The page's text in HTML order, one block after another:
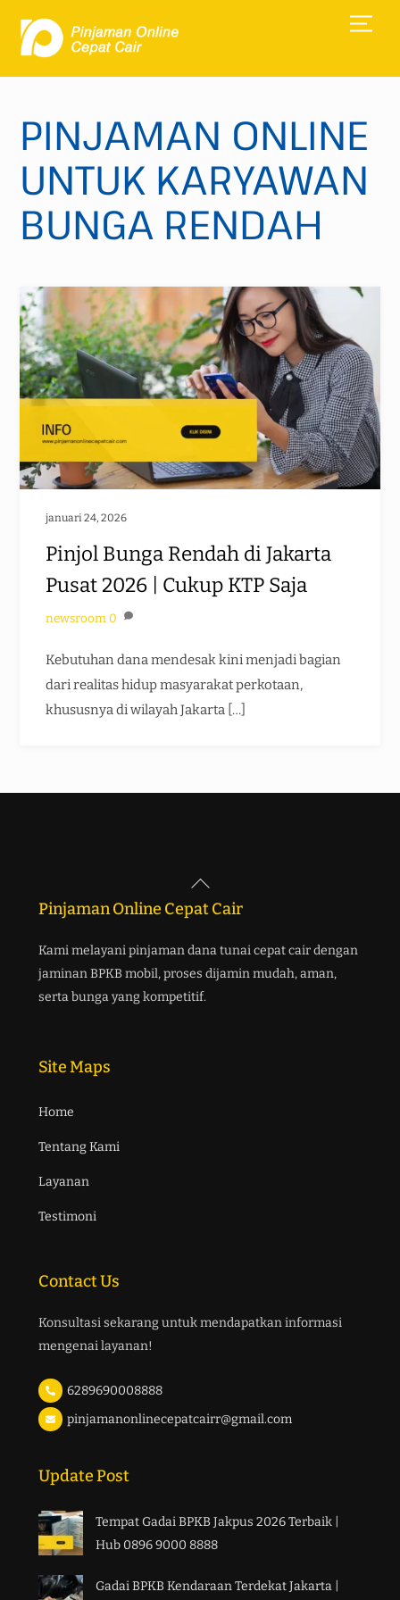
content
PINJAMAN ONLINE
UNTUK KARYAWAN
BUNGA RENDAH
januari 24, 2026
Pinjol Bunga Rendah di Jakarta
Pusat 2026 | Cukup KTP Saja
newsroom 0
Kebutuhan dana mendesak kini menjadi bagian
dari realitas hidup masyarakat perkotaan,
khususnya di wilayah Jakarta […]
Pinjaman Online Cepat Cair
Kami melayani pinjaman dana tunai cepat cair dengan
jaminan BPKB mobil, proses dijamin mudah, aman,
serta bunga yang kompetitif.
Site Maps
Home
Tentang Kami
Layanan
Testimoni
Contact Us
Konsultasi sekarang untuk mendapatkan informasi
mengenai layanan!
6289690008888
pinjamanonlinecepatcairr@gmail.com
Update Post
Tempat Gadai BPKB Jakpus 2026 Terbaik |
Hub 0896 9000 8888
Gadai BPKB Kendaraan Terdekat Jakarta |
Back
To